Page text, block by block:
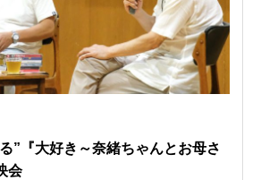
”『大好き～奈緒ちゃんとお母さ
会